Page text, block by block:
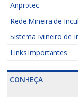
Anprotec
Rede Mineira de
Sistema Mineiro de
Links importantes
CONHEÇA